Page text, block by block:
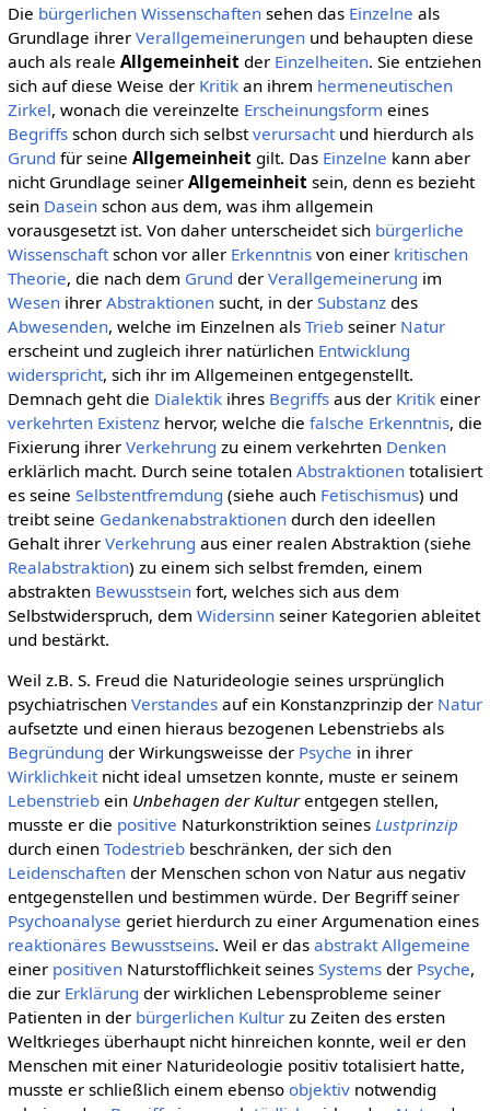
Die bürgerlichen Wissenschaftensehen das Einzelne als
Grundlage ihrer Verallgemeinerungenund behaupten diese
auch als reale Allgemeinheitder Einzelheiten. Sie entziehen
sich auf diese Weise der Kritikan ihrem hermeneutischen
Zirkel, wonach die vereinzelte Erscheinungsform eines
Begriffsschon durch sich selbstverursachtund hierdurch als
Grund für seine Allgemeinheitgilt. Das Einzelne kann aber
nicht Grundlage seiner Allgemeinheitsein, denn es bezieht
sein Daseinschon aus dem, was ihm allgemein
vorausgesetzt ist. Von daher unterscheidet sich bürgerliche
Wissenschaftschon vor aller Erkenntnisvon einer kritischen
Theorie, die nach dem Grund der Verallgemeinerung im
Wesenihrer Abstraktionensucht, in der Substanzdes
Abwesenden, welche im Einzelnen als Triebseiner Natur
erscheint und zugleich ihrer natürlichen Entwicklung
widerspricht, sich ihr im Allgemeinen entgegenstellt.
Demnach geht die Dialektikihres Begriffsaus der Kritikeiner
verkehrten Existenzhervor, welche die falsche Erkenntnis, die
Fixierung ihrer Verkehrung zu einem verkehrten Denken
erklärlich macht. Durch seine totalen Abstraktionentotalisiert
es seine Selbstentfremdung (siehe auch Fetischismus) und
treibt seine Gedankenabstraktionendurch den ideellen
Gehalt ihrer Verkehrung aus einer realen Abstraktion (siehe
Realabstraktion) zu einem sich selbst fremden, einem
abstrakten Bewusstseinfort, welches sich aus dem
Selbstwiderspruch, dem Widersinnseiner Kategorien ableitet
und bestärkt.
Weil z.B. S. Freud die Naturideologie seines ursprünglich
psychiatrischen Verstandesauf ein Konstanzprinzip der Natur
aufsetzte und einen hieraus bezogenen Lebenstriebs als
Begründung der Wirkungsweisse der Psyche in ihrer
Wirklichkeitnicht ideal umsetzen konnte, muste er seinem
Lebenstriebein Unbehagen der Kulturentgegen stellen,
musste er die positive Naturkonstriktion seines Lustprinzip
durch einen Todestriebbeschränken, der sich den
Leidenschaftender Menschen schon von Natur aus negativ
entgegenstellen und bestimmen würde. Der Begriff seiner
Psychoanalyse geriet hierdurch zu einer Argumenation eines
reaktionäres Bewusstseins. Weil er das abstrakt Allgemeine
einer positivenNaturstofflichkeit seines Systemsder Psyche,
die zur Erklärung der wirklichen Lebensprobleme seiner
Patienten in der bürgerlichen Kulturzu Zeiten des ersten
Weltkrieges überhaupt nicht hinreichen konnte, weil er den
Menschen mit einer Naturideologie positiv totalisiert hatte,
musste er schließlich einem ebenso objektivnotwendig